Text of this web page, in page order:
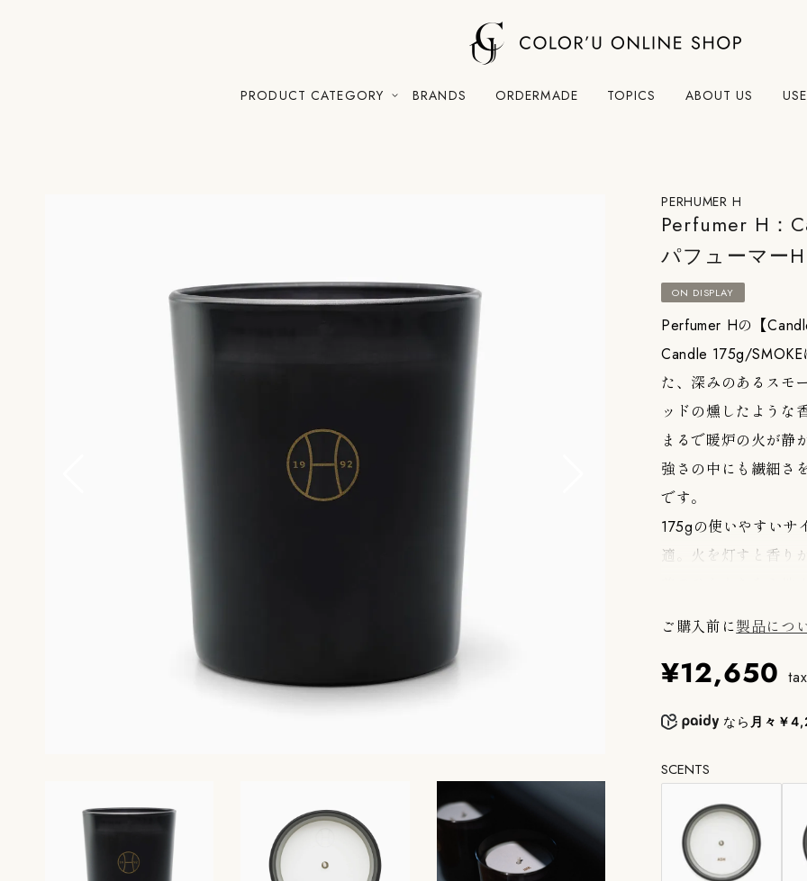
PRODUCT CATEGORY BRANDS ORDERMADE TOPICS ABOUT US
PERHUMER H
Perfumer H：
パフューマー
ON DISPLAY
Perfumer Hの【
Candle 175g/
た、深みのあるスモ
ッドの燻したような
まるで暖炉の火が静
強さの中にも繊細さ
です。
175gの使いやすいサ
適。火を灯すと香り
前のひとときを心
イテムです。厳選さ
然や旅の記憶から着
をもたらし、日常
内容量: 175g 平均
ご購入前に製品につ
¥12,650
なら 月々￥
SCENTS